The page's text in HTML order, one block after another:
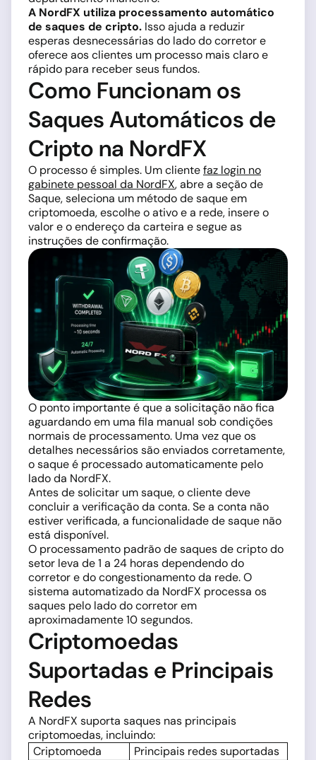
A NordFX utiliza processamento automático
de saques de cripto. Isso ajuda a reduzir
esperas desnecessárias do lado do corretor e
oferece aos clientes um processo mais claro e
rápido para receber seus fundos.
Como Funcionam os
Saques Automáticos de
Cripto na NordFX
O processo é simples. Um clientefaz login no
gabinete pessoal da NordFX, abre a seção de
Saque, seleciona um método de saque em
criptomoeda, escolhe o ativo e a rede, insere o
valor e o endereço da carteira e segue as
instruções de confirmação.
O ponto importante é que a solicitação não fica
aguardando em uma fila manual sob condições
normais de processamento. Uma vez que os
detalhes necessários são enviados corretamente,
o saque é processado automaticamente pelo
lado da NordFX.
Antes de solicitar um saque, o cliente deve
concluir a verificação da conta. Se a conta não
estiver verificada, a funcionalidade de saque não
está disponível.
O processamento padrão de saques de cripto do
setor leva de 1 a 24 horas dependendo do
corretor e do congestionamento da rede. O
sistema automatizado da NordFX processa os
saques pelo lado do corretor em
aproximadamente 10 segundos.
Criptomoedas
Suportadas e Principais
Redes
A NordFX suporta saques nas principais
criptomoedas, incluindo:
Criptomoeda
Principais redes suportadas